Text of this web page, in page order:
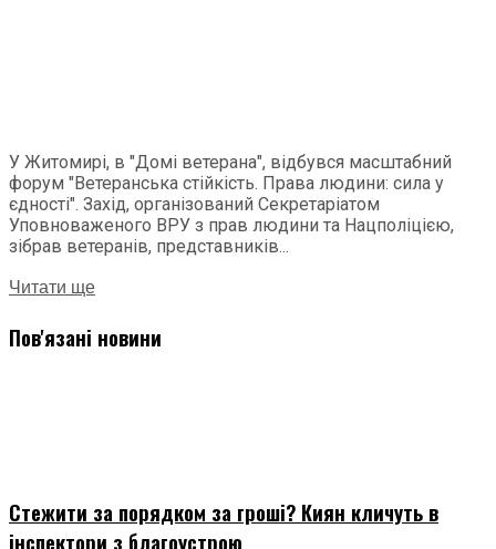
У Житомирі, в "Домі ветерана", відбувся масштабний
форум "Ветеранська стійкість. Права людини: сила у
єдності". Захід, організований Секретаріатом
Уповноваженого ВРУ з прав людини та Нацполіцією,
зібрав ветеранів, представників...
Читати ще
Пов'язані новини
Стежити за порядком за гроші? Киян кличуть в
інспектори з благоустрою